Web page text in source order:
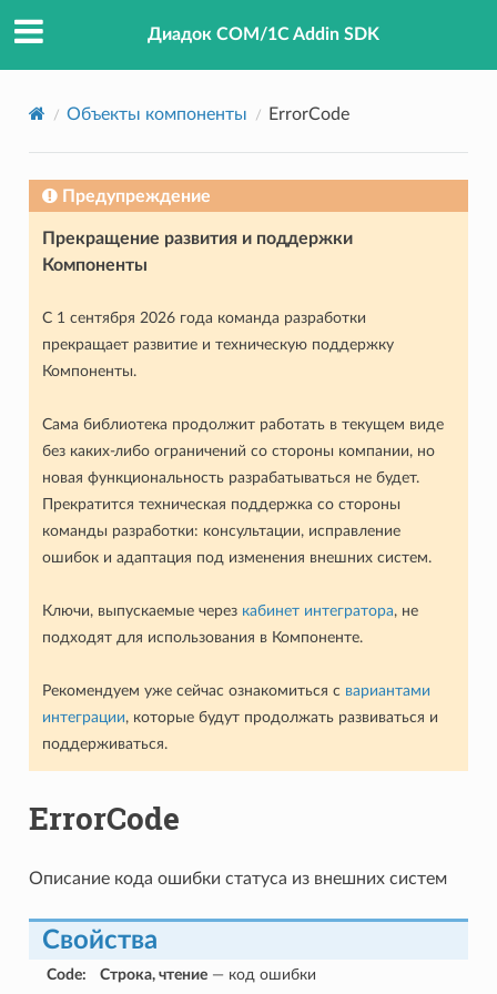
Диадок COM/1C Addin SDK
Объекты компоненты ErrorCode
Предупреждение
Прекращение развития и поддержки
Компоненты
С 1 сентября 2026 года команда разработки
прекращает развитие и техническую поддержку
Компоненты.
Сама библиотека продолжит работать в текущем виде
без каких-либо ограничений со стороны компании, но
новая функциональность разрабатываться не будет.
Прекратится техническая поддержка со стороны
команды разработки: консультации, исправление
ошибок и адаптация под изменения внешних систем.
Ключи, выпускаемые через кабинет интегратора, не
подходят для использования в Компоненте.
Рекомендуем уже сейчас ознакомиться с вариантами
интеграции, которые будут продолжать развиваться и
поддерживаться.
ErrorCode
Описание кода ошибки статуса из внешних систем
Свойства
Code: Строка, чтение— код ошибки